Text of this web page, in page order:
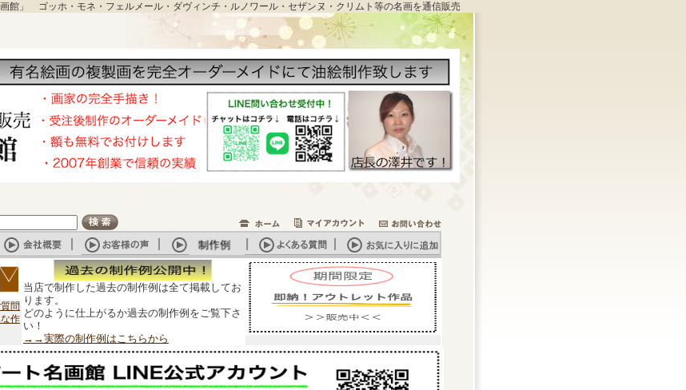
館」 ゴッホ・モネ・フェルメール・ダヴィンチ・ルノワール・セザンヌ・クリムト等の名画を通信販売
問
作
当店で制作した過去の制作例は全て掲載してお
ります。
どのように仕上がるか過去の制作例をご覧下さ
い！
→→実際の制作例はこちらから